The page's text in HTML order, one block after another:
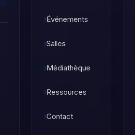
Événements
Salles
Médiathèque
Ressources
Contact